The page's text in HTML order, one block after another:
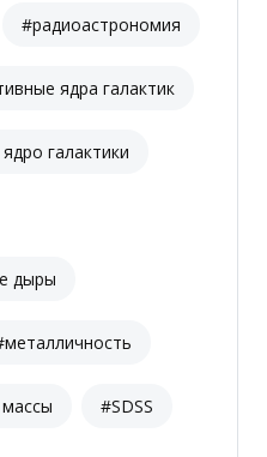
#радиоастрономия
ядра галактик
галактики
дыры
#SDSS